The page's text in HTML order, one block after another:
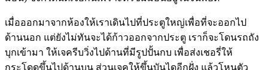
เมื่อออกมาจากห้องให้เราเดินไปที่ประตูใหญ่เพื่อที่จะออกไป
ด้านนอก แต่ยังไม่ทันจะได้ก้าวออกจากประตู เราก็จะโดนรถถัง
บุกเข้ามา ให้เจครีบวิ่งไปด้านที่มีรูปปั้นกบ เพื่อส่งเชอรี่ให้
กระโดดขึ้นไปด้านบน ส่วนเจคให้ขึ้นบันไดอีกฝั่ง แล้วโหนตัว